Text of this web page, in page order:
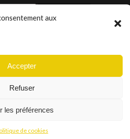
aux
Accepter
Refuser
les préférences
de cookies
réservés - Créé par